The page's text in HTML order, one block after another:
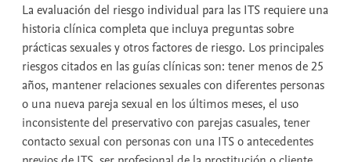
La evaluación del riesgo individual para las ITS requiere una
historia clínica completa que incluya preguntas sobre
prácticas sexuales y otros factores de riesgo. Los principales
riesgos citados en las guías clínicas son: tener menos de 25
años, mantener relaciones sexuales con diferentes personas
o una nueva pareja sexual en los últimos meses, el uso
inconsistente del preservativo con parejas casuales, tener
contacto sexual con personas con una ITS o antecedentes